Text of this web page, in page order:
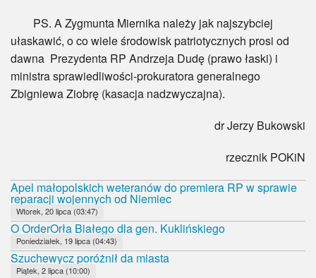
PS. A Zygmunta Miernika należy jak najszybciej
ułaskawić, o co wiele środowisk patriotycznych prosi od
dawna Prezydenta RP Andrzeja Dudę (prawo łaski) i
ministra sprawiedliwości-prokuratora generalnego
Zbigniewa Ziobrę (kasacja nadzwyczajna).
dr Jerzy Bukowski
rzecznik POKiN
Apel małopolskich weteranów do premiera RP w sprawie
reparacji wojennych od Niemiec
Wtorek, 20 lipca (03:47)
O OrderOrła Białego dla gen. Kuklińskiego
Poniedziałek, 19 lipca (04:43)
Szuchewycz poróżnił da miasta
Piątek, 2 lipca (10:00)